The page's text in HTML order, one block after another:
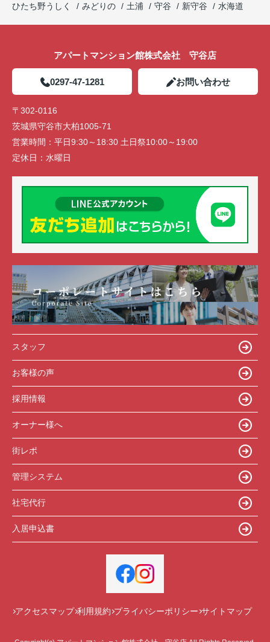
ひたち野うしく
みどりの 土浦 守谷 新守谷 水海道
アパートマンション館株式会社 守谷店
0297-47-1281 お問い合わせ
〒302-0116
茨城県守谷市大柏1005-71
営業時間： 平日9:30～18:30 土日祭10:00～19:00
定休日： 水曜日
スタッフ
お客様の声
採用情報
オーナー様へ
街レポ
管理システム
社宅代行
入居申込書
アクセスマップ 利用規約 プライバシーポリシー サイトマップ